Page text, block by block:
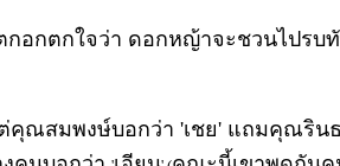
กอกตกใจว่า ดอกหญ้าจะชวนไปรบ
คุณสมพงษ์บอกว่า 'เชย' แถมคุณริน